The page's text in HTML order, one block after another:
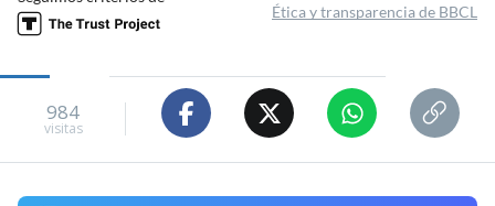
Ética y transparencia de BBCL
984
visitas